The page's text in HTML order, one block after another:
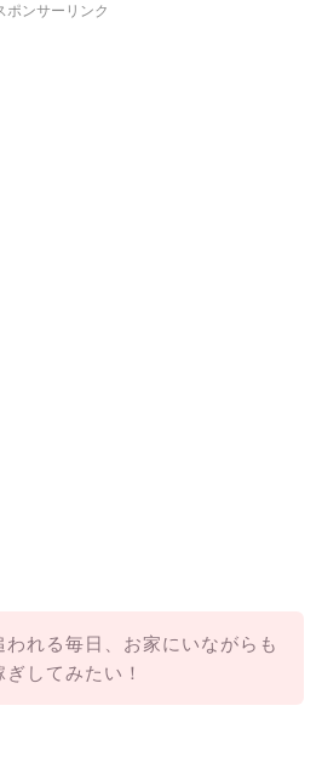
ポンサーリンク
われる毎日、お家にいながらも
してみたい！